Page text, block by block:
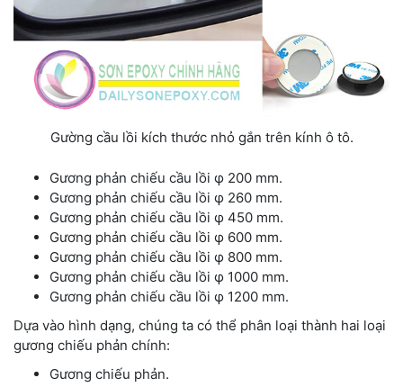
Gường cầu lồi kích thước nhỏ gắn trên kính ô tô.
Gương phản chiếu cầu lồi φ 200 mm.
Gương phản chiếu cầu lồi φ 260 mm.
Gương phản chiếu cầu lồi φ 450 mm.
Gương phản chiếu cầu lồi φ 600 mm.
Gương phản chiếu cầu lồi φ 800 mm.
Gương phản chiếu cầu lồi φ 1000 mm.
Gương phản chiếu cầu lồi φ 1200 mm.
Dựa vào hình dạng, chúng ta có thể phân loại thành hai loại
gương chiếu phản chính:
Gương chiếu phản.